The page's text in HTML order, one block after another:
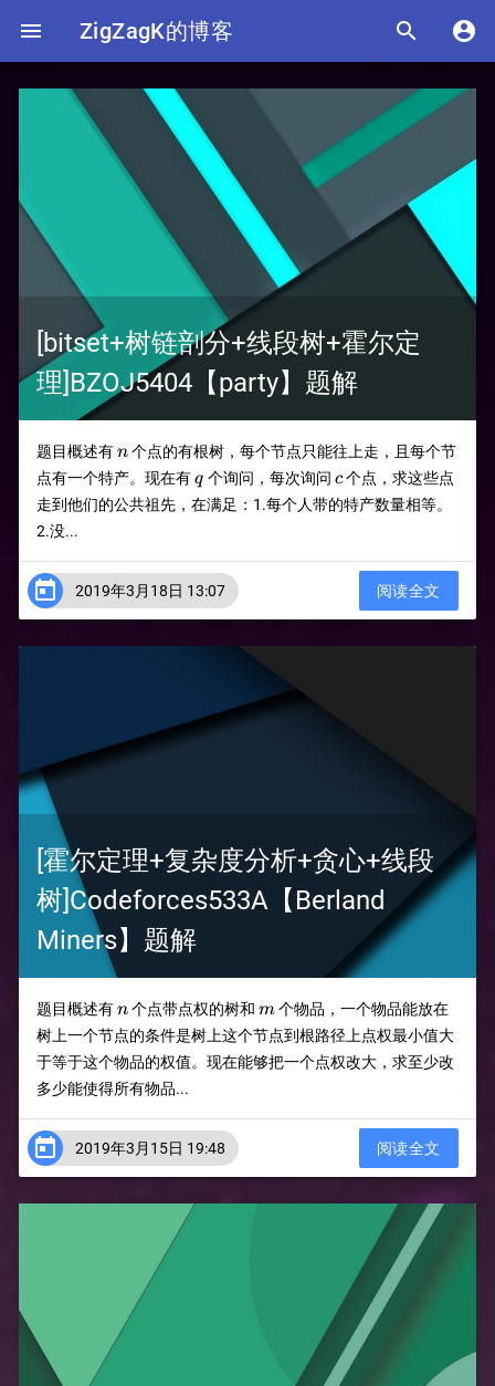
 ZigZagK的博客  
[bitset+树链剖分+线段树+霍尔定
理]BZOJ5404【party】题解
题目概述有n
n个点的有根树，每个节点只能往上走，且每个节
点有一个特产。现在有q
q 个询问，每次询问 c
c个点，求这些点
走到他们的公共祖先，在满足：1.每个人带的特产数量相等。
2.没...
 2019年3月18日 13:07 阅读全文
[霍尔定理+复杂度分析+贪心+线段
树]Codeforces533A【Berland
Miners】题解
题目概述有n
n个点带点权的树和 m
m个物品，一个物品能放在
树上一个节点的条件是树上这个节点到根路径上点权最小值大
于等于这个物品的权值。现在能够把一个点权改大，求至少改
多少能使得所有物品...
 2019年3月15日 19:48 阅读全文